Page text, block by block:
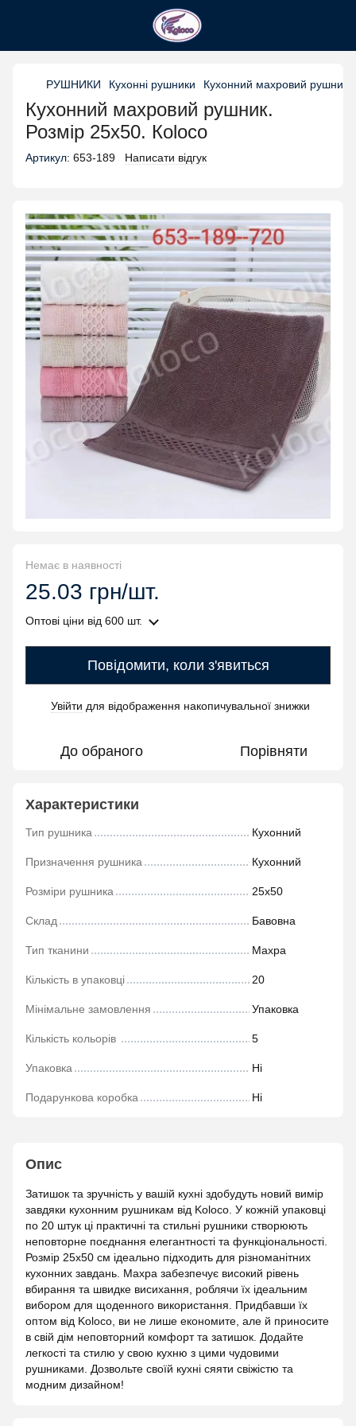
РУШНИКИ Кухонні рушники Кухонний махровий рушник.
Кухонний махровий рушник.
Розмір 25х50. Кoloco
Артикул: 653-189 Написати відгук
Немає в наявності
25.03 грн/шт.
Оптові ціни від 600 шт.
Повідомити, коли з'явиться
Увійти для відображення накопичувальної знижки
До обраного Порівняти
Характеристики
Тип рушника Кухонний
Призначення рушника Кухонний
Розміри рушника 25х50
Склад Бавовна
Тип тканини Махра
Кількість в упаковці 20
Мінімальне замовлення Упаковка
Кількість кольорів 5
Упаковка Ні
Подарункова коробка Ні
Опис
Затишок та зручність у вашій кухні здобудуть новий вимір
завдяки кухонним рушникам від Koloco. У кожній упаковці
по 20 штук ці практичні та стильні рушники створюють
неповторне поєднання елегантності та функціональності.
Розмір 25х50 см ідеально підходить для різноманітних
кухонних завдань. Махра забезпечує високий рівень
вбирання та швидке висихання, роблячи їх ідеальним
вибором для щоденного використання. Придбавши їх
оптом від Koloco, ви не лише економите, але й приносите
в свій дім неповторний комфорт та затишок. Додайте
легкості та стилю у свою кухню з цими чудовими
рушниками. Дозвольте своїй кухні сяяти свіжістю та
модним дизайном!